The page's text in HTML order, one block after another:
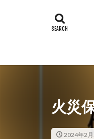
火災
2024年2月